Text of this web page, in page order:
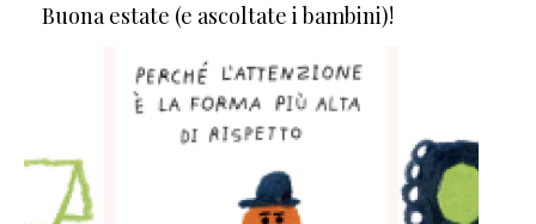
Buona estate (e ascoltate i bambini)!